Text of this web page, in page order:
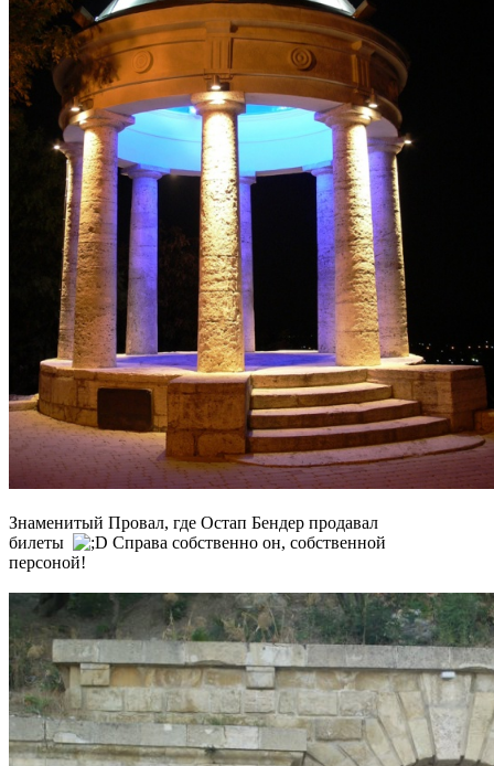
Знаменитый Провал, где Остап Бендер продавал
билеты
Справа собственно он, собственной
персоной!